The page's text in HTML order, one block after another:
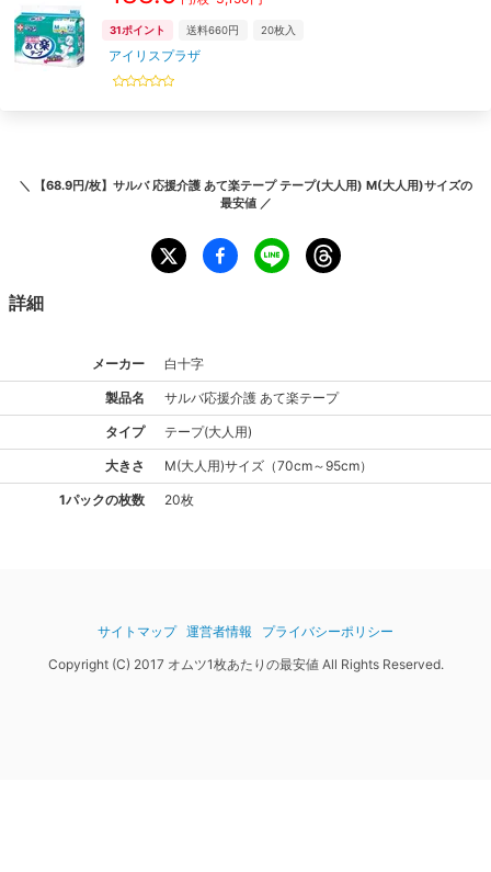
31ポイント 送料660円 20枚入
アイリスプラザ
＼ 【68.9円/枚】サルバ 応援介護 あて楽テープ テープ(大人用) M(大人用)サイズの
最安値 ／
詳細
メーカー 白十字
製品名 サルバ応援介護 あて楽テープ
タイプ テープ(大人用)
大きさ M(大人用)サイズ （70cm～95cm）
1パックの枚数 20枚
サイトマップ 運営者情報
プライバシーポリシー
Copyright (C) 2017 オムツ1枚あたりの最安値 All Rights Reserved.